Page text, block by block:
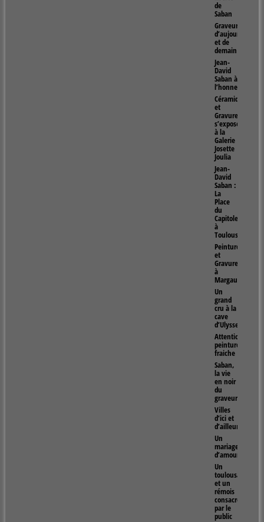
de
Saban
Graveur
d’aujourd’hui
et de
demain
Jean-
David
Saban à
l’honneur
Céramiques
et
Gravures
s’exposent
à la
Galerie
Josette
Joulia
Jean-
David
Saban :
La
Place
du
Capitole
à
Toulouse
Peintures
et
Gravures
à
Margaux
Un
grand
cru à la
cave
d’Ulysse
Attention
peinture
fraiche
Saban,
la vie
en noir
du
graveur
Villes
d’ici et
d’ailleurs
Un
mariage
d’amour
Un
toulousain
et un
rémois
consacrés
par le
public